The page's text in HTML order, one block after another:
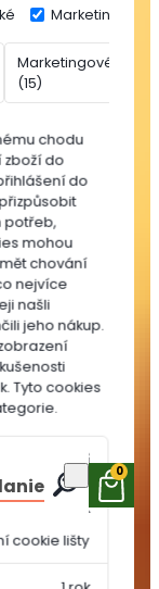
Marketingové
Marketingové
(15)
chodu
zboží do
do
potřeb,
mohou
chování
nejvíce
našli
jeho nákup.
Tyto cookies
Vypršení
cookie lišty
1 rok
0